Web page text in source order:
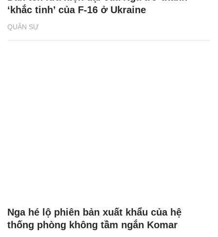
QUÂN SỰ
‘khắc tinh’ của F-16 ở Ukraine
Nga hé lộ phiên bản xuất khẩu của hệ
thống phòng không tầm ngắn Komar